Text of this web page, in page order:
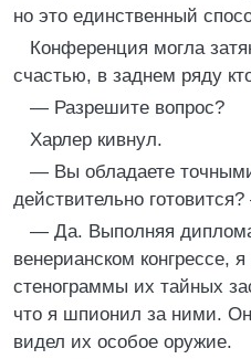
но это единственный
Конференция могла
счастью, в заднем ряду
— Разрешите вопрос?
Харлер кивнул.
— Вы обладаете
действительно
— Да. Выполняя
венерианском конгрессе,
стенограммы их тайных
что я шпионил за ними.
видел их особое оружие.